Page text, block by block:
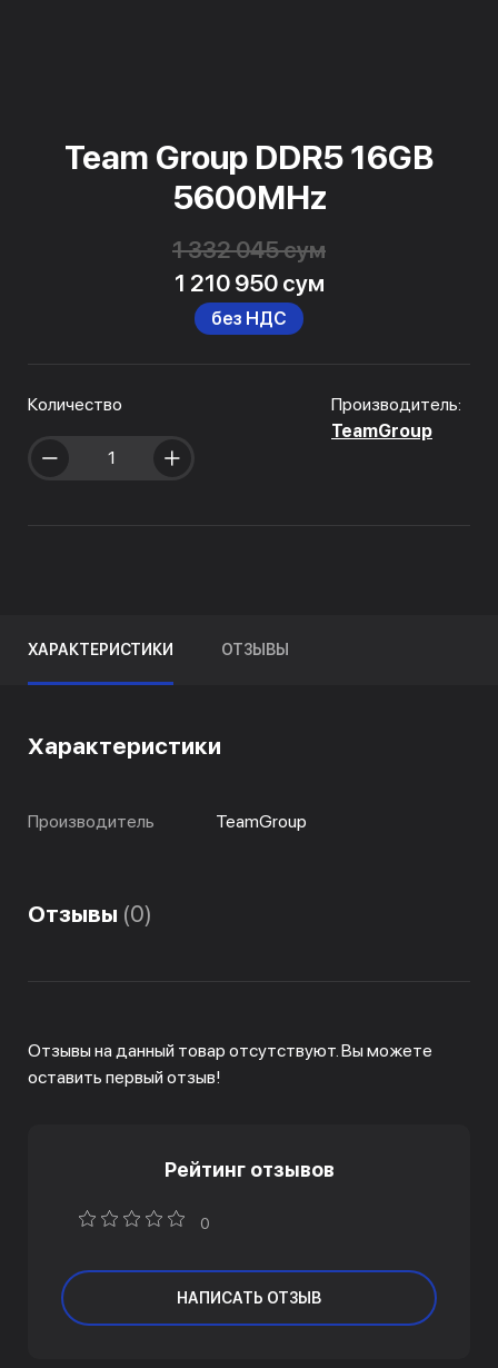
Team Group DDR5 16GB
5600MHz
1 332 045 сум
1 210 950 сум
без НДС
Количество
Производитель:
TeamGroup
ХАРАКТЕРИСТИКИ ОТЗЫВЫ
Характеристики
Производитель TeamGroup
Отзывы (0)
Отзывы на данный товар отсутствуют. Вы можете
оставить первый отзыв!
Рейтинг отзывов
0
НАПИСАТЬ ОТЗЫВ